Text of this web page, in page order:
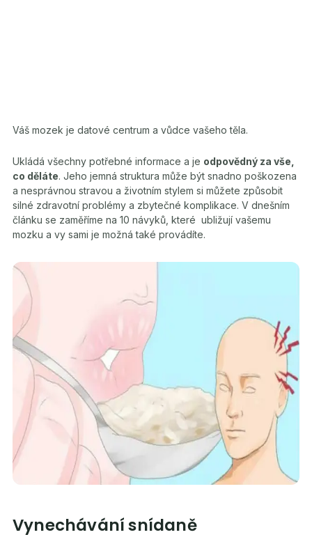
Váš mozek je datové centrum a vůdce vašeho těla.
Ukládá všechny potřebné informace a je odpovědný za vše,
co děláte. Jeho jemná struktura může být snadno poškozena
a nesprávnou stravou a životním stylem si můžete způsobit
silné zdravotní problémy a zbytečné komplikace. V dnešním
článku se zaměříme na 10 návyků, které ubližují vašemu
mozku a vy sami je možná také provádíte.
Vynechávání snídaně